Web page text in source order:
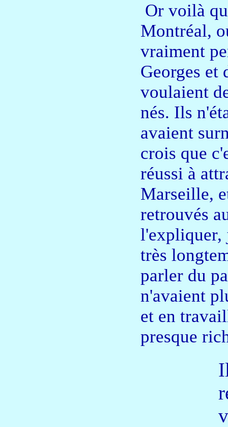
Or voilà
Montréal,
vraiment
Georges
voulaient
nés. Ils
avaient
crois que
réussi à
Marseille,
retrouvés
l'expliquer,
très
parler du
n'avaient
et en
presque